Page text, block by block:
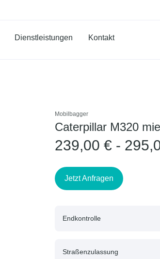
Dienstleistungen Kontakt
Mobilbagger
Caterpillar M320
239,00 € -
Jetzt Anfragen
Endkontrolle
Straßenzulassung